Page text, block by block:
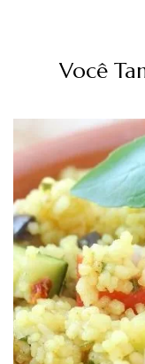
Você